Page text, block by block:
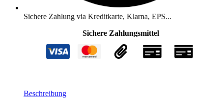
Sichere Zahlung via Kreditkarte, Klarna, EPS...
Sichere Zahlungsmittel
Beschreibung